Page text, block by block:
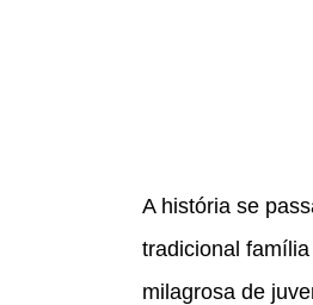
A história se
tradicional
milagrosa de